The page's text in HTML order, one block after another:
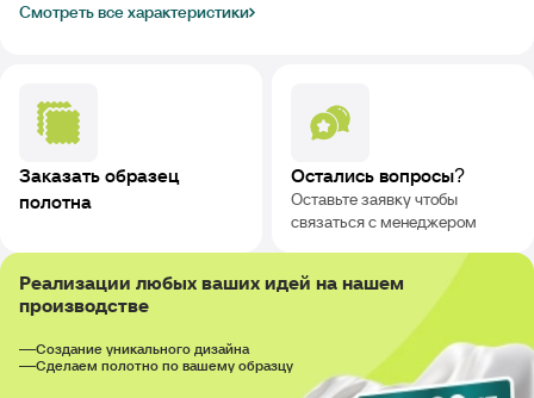
Смотреть все характеристики
Заказать образец
полотна
Остались вопросы?
Оставьте заявку чтобы
связаться с менеджером
Реализации любых ваших идей на нашем
производстве
Создание уникального дизайна
Сделаем полотно по вашему образцу